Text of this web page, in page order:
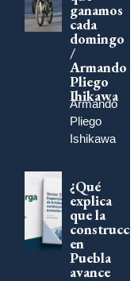
ganamos
cada
domingo
/
Armando
Pliego
Ihikawa
Armando
Pliego
Ishikawa
¿Qué
explica
que la
en
Puebla
avance